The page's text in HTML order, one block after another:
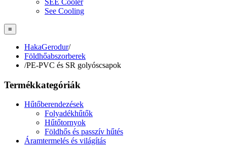
SEE Cooler
See Cooling
≡
HakaGerodur/
Földhőabszorberek
/PE-PVC és SR golyóscsapok
Termékkategóriák
Hűtőberendezések
Folyadékhűtők
Hűtőtornyok
Földhős és passzív hűtés
Áramtermelés és világítás